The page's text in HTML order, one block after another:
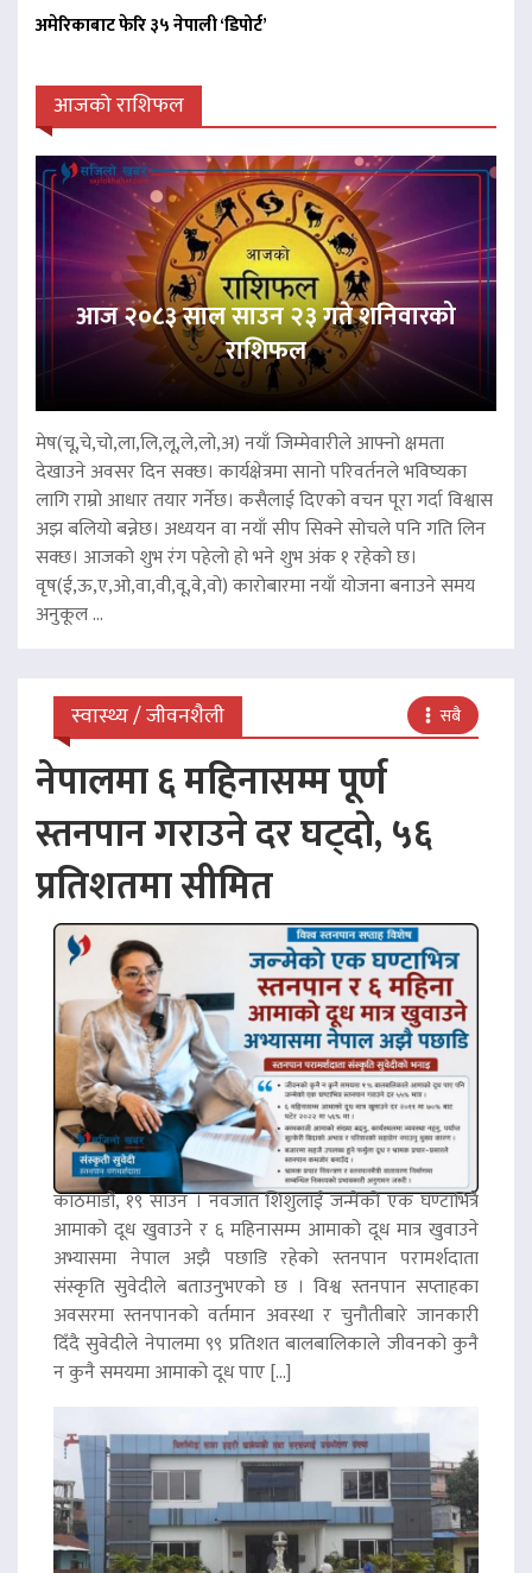
अमेरिकाबाट फेरि ३५ नेपाली ‘डिपोर्ट’
आजको राशिफल
आज २०८३ साल साउन २३ गते शनिवारको
राशिफल
मेष(चू,चे,चो,ला,लि,लू,ले,लो,अ) नयाँ जिम्मेवारीले आफ्नो क्षमता
देखाउने अवसर दिन सक्छ। कार्यक्षेत्रमा सानो परिवर्तनले भविष्यका
लागि राम्रो आधार तयार गर्नेछ। कसैलाई दिएको वचन पूरा गर्दा विश्वास
अझ बलियो बन्नेछ। अध्ययन वा नयाँ सीप सिक्ने सोचले पनि गति लिन
सक्छ। आजको शुभ रंग पहेलो हो भने शुभ अंक १ रहेको छ।
वृष(ई,ऊ,ए,ओ,वा,वी,वू,वे,वो) कारोबारमा नयाँ योजना बनाउने समय
अनुकूल ...
स्वास्थ्य / जीवनशैली सबै
नेपालमा ६ महिनासम्म पूर्ण
स्तनपान गराउने दर घट्दो, ५६
प्रतिशतमा सीमित
काठमाडौं, १९ साउन । नवजात शिशुलाई जन्मेको एक घण्टाभित्रै
आमाको दूध खुवाउने र ६ महिनासम्म आमाको दूध मात्र खुवाउने
अभ्यासमा नेपाल अझै पछाडि रहेको स्तनपान परामर्शदाता
संस्कृति सुवेदीले बताउनुभएको छ । विश्व स्तनपान सप्ताहका
अवसरमा स्तनपानको वर्तमान अवस्था र चुनौतीबारे जानकारी
दिँदै सुवेदीले नेपालमा ९९ प्रतिशत बालबालिकाले जीवनको कुनै
न कुनै समयमा आमाको दूध पाए […]